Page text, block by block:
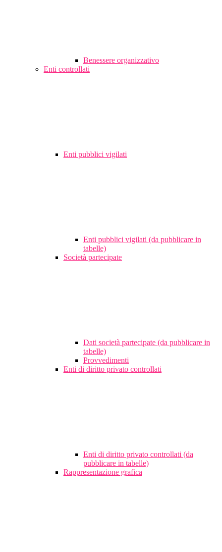
Benessere organizzativo
Enti controllati
Enti pubblici vigilati
Enti pubblici vigilati (da pubblicare in
tabelle)
Società partecipate
Dati società partecipate (da pubblicare in
tabelle)
Provvedimenti
Enti di diritto privato controllati
Enti di diritto privato controllati (da
pubblicare in tabelle)
Rappresentazione grafica